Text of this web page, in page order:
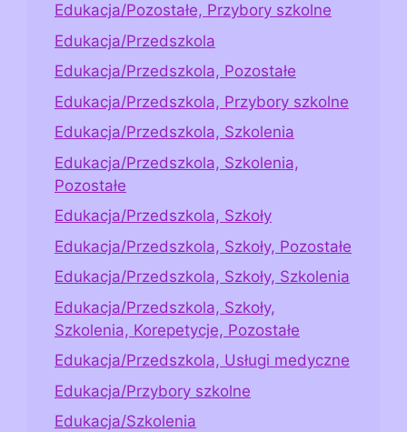
Edukacja/Pozostałe, Przybory szkolne
Edukacja/Przedszkola
Edukacja/Przedszkola, Pozostałe
Edukacja/Przedszkola, Przybory szkolne
Edukacja/Przedszkola, Szkolenia
Edukacja/Przedszkola, Szkolenia,
Pozostałe
Edukacja/Przedszkola, Szkoły
Edukacja/Przedszkola, Szkoły, Pozostałe
Edukacja/Przedszkola, Szkoły, Szkolenia
Edukacja/Przedszkola, Szkoły,
Szkolenia, Korepetycje, Pozostałe
Edukacja/Przedszkola, Usługi medyczne
Edukacja/Przybory szkolne
Edukacja/Szkolenia